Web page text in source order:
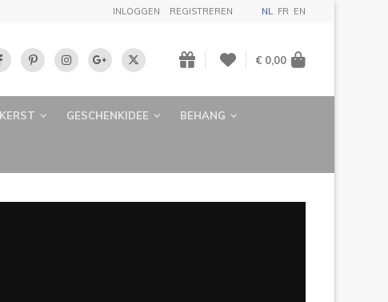
INLOGGEN REGISTREREN NL FR EN
€ 0,00
KERST GESCHENKIDEE BEHANG